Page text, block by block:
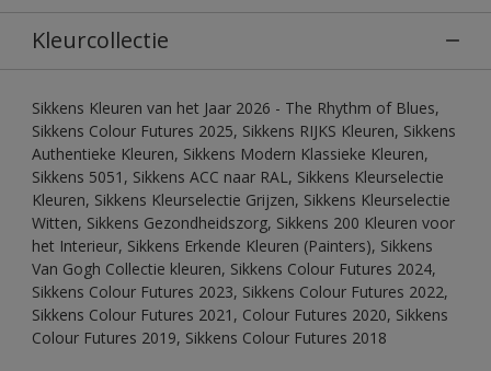
Kleurcollectie
Sikkens Kleuren van het Jaar 2026 - The Rhythm of Blues,
Sikkens Colour Futures 2025, Sikkens RIJKS Kleuren, Sikkens
Authentieke Kleuren, Sikkens Modern Klassieke Kleuren,
Sikkens 5051, Sikkens ACC naar RAL, Sikkens Kleurselectie
Kleuren, Sikkens Kleurselectie Grijzen, Sikkens Kleurselectie
Witten, Sikkens Gezondheidszorg, Sikkens 200 Kleuren voor
het Interieur, Sikkens Erkende Kleuren (Painters), Sikkens
Van Gogh Collectie kleuren, Sikkens Colour Futures 2024,
Sikkens Colour Futures 2023, Sikkens Colour Futures 2022,
Sikkens Colour Futures 2021, Colour Futures 2020, Sikkens
Colour Futures 2019, Sikkens Colour Futures 2018